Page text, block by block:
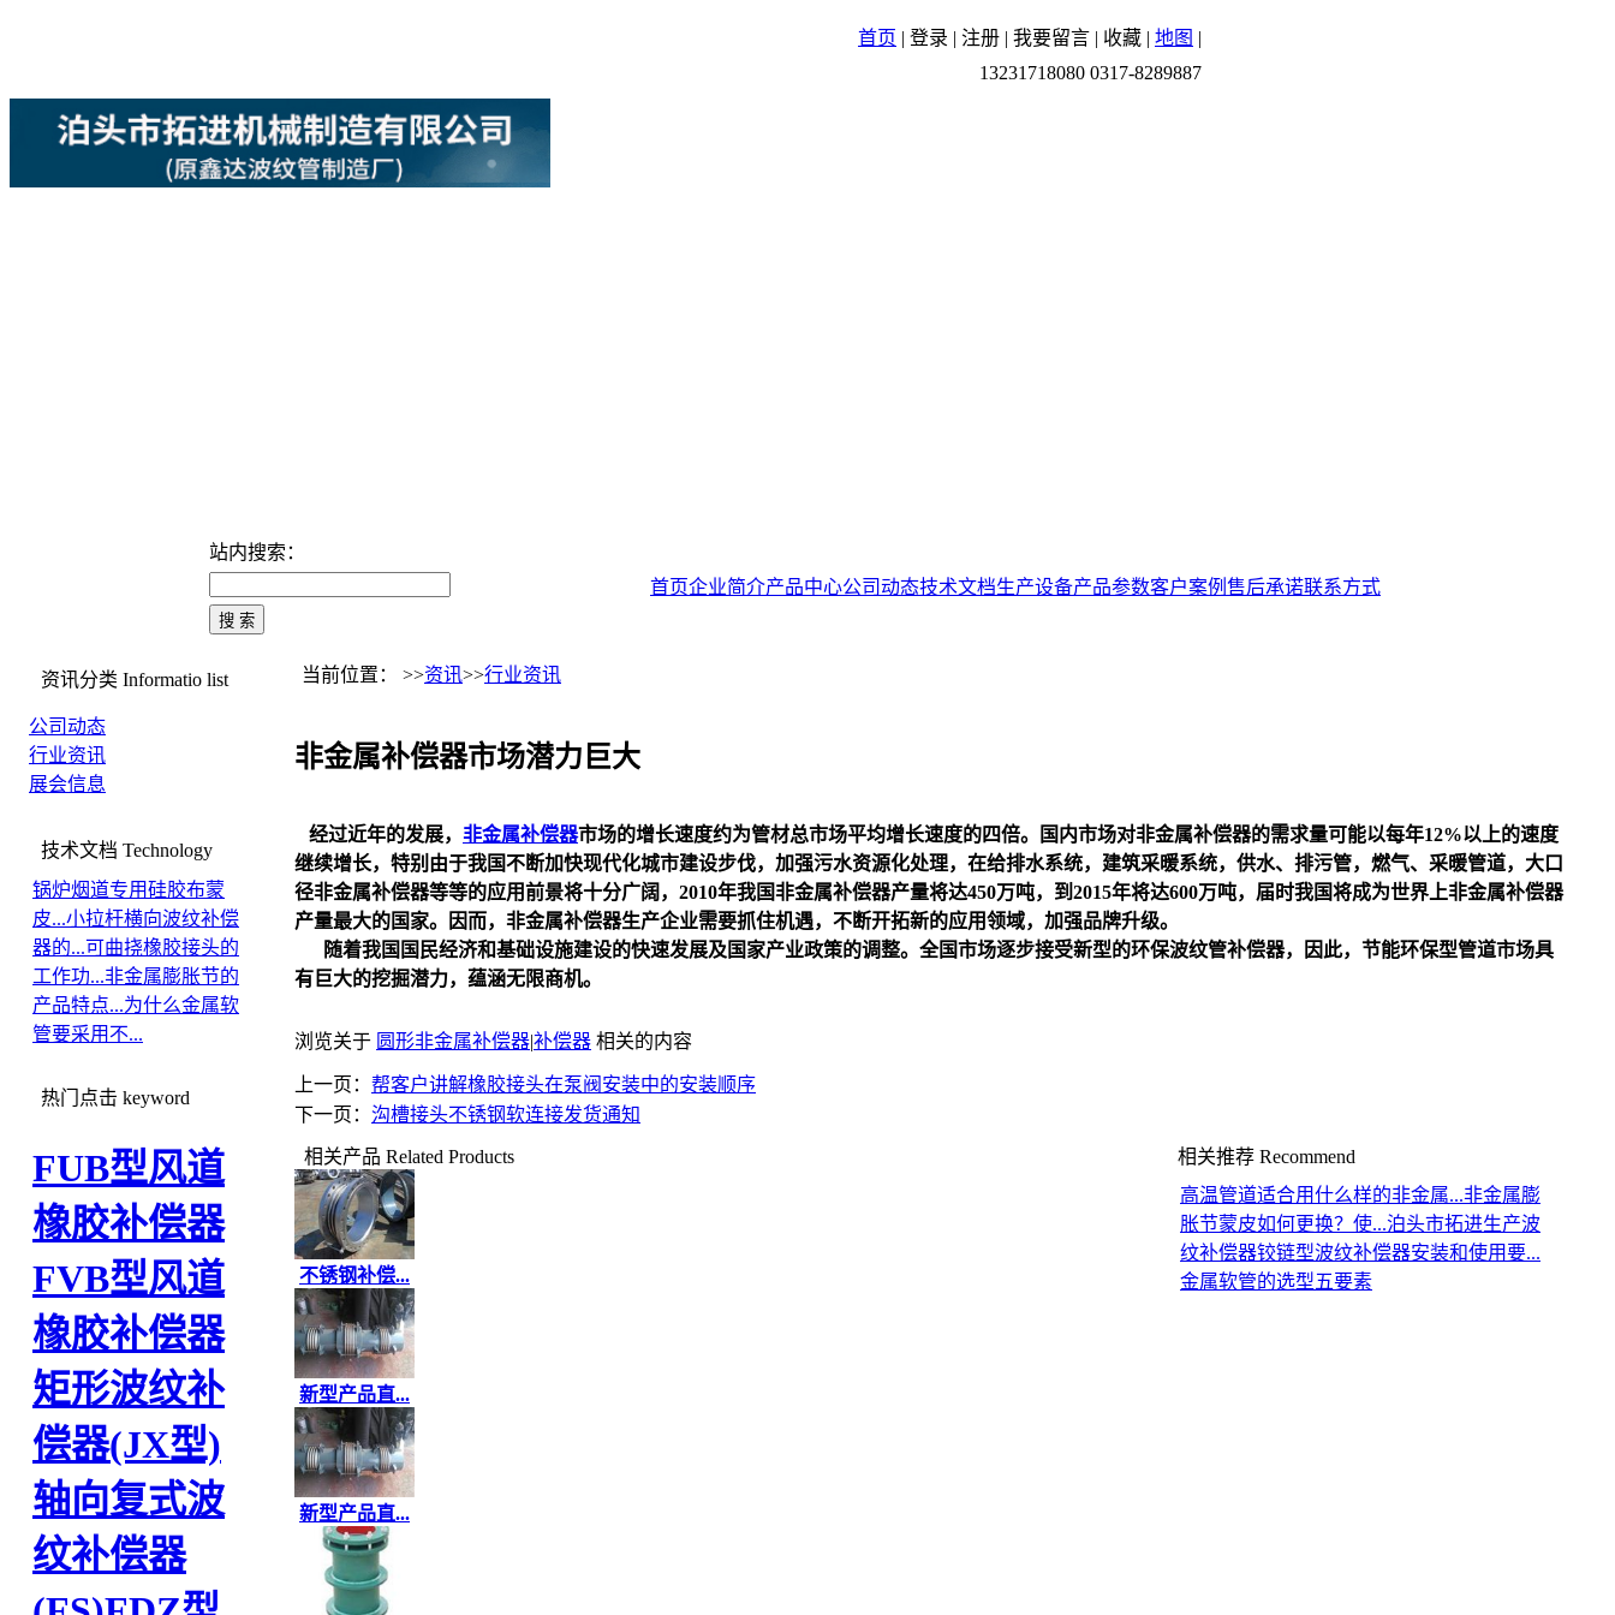
首页 | 登录 | 注册 | 我要留言 | 收藏 | 地图 |
13231718080 0317-8289887
站内搜索：
首页企业简介产品中心公司动态技术文档生产设备产品参数客户案例 售后承诺联系方式
资讯分类 Informatio list
公司动态
行业资讯
展会信息
技术文档 Technology
锅炉烟道专用硅胶布蒙
皮...小拉杆横向波纹补偿
器的...可曲挠橡胶接头的
工作功...非金属膨胀节的
产品特点...为什么金属软
管要采用不...
热门点击 keyword
FUB型风道
橡胶补偿器
FVB型风道
橡胶补偿器
矩形波纹补
偿器(JX型)
轴向复式波
纹补偿器
当前位置： >>资讯>>行业资讯
非金属补偿器市场潜力巨大
经过近年的发展， 非金属补偿器市场的增长速度约为管材总市场平均增长速度的四倍。国内市场对非金属补偿器的需求量可能以每年12%以上的速度
继续增长，特别由于我国不断加快现代化城市建设步伐，加强污水资源化处理，在给排水系统，建筑采暖系统，供水、排污管，燃气、采暖管道，大口
径非金属补偿器等等的应用前景将十分广阔，2010年我国非金属补偿器产量将达450万吨，到2015年将达600万吨，届时我国将成为世界上非金属补偿器
产量最大的国家。因而， 非金属补偿器生产企业需要抓住机遇，不断开拓新的应用领域，加强品牌升级。
随着我国国民经济和基础设施建设的快速发展及国家产业政策的调整。全国市场逐步接受新型的环保波纹管补偿器，因此，节能环保型管道市场具
有巨大的挖掘潜力，蕴涵无限商机。
浏览关于 圆形非金属补偿器|补偿器 相关的内容
上一页： 帮客户讲解橡胶接头在泵阀安装中的安装顺序
下一页： 沟槽接头不锈钢软连接发货通知
相关产品 Related Products
不锈钢补偿...
新型产品直...
新型产品直...
相关推荐 Recommend
高温管道适合用什么样的非金属...非金属膨
胀节蒙皮如何更换？使...泊头市拓进生产波
纹补偿器铰链型波纹补偿器安装和使用要...
金属软管的选型五要素